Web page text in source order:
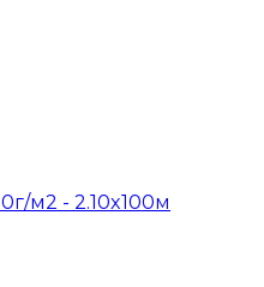
м2 - 2.10x100м